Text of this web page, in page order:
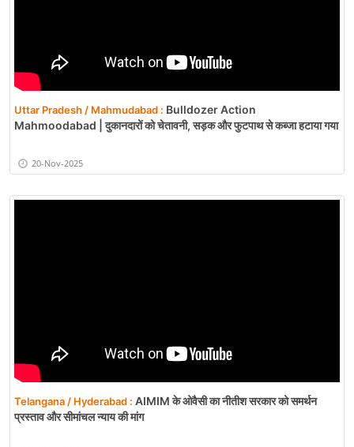
Uttar Pradesh / Mahmudabad : Bulldozer Action
Mahmoodabad | दुकानदारों को चेतावनी, सड़क और फुटपाथ से कब्जा हटाया गया
20-Nov-2025
Telangana / Hyderabad : AIMIM के ओवैसी का नीतीश सरकार को समर्थन
प्रस्ताव और सीमांचल न्याय की मांग